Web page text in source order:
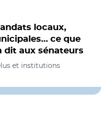
locaux,
ce que
dit aux sénateurs
et institutions